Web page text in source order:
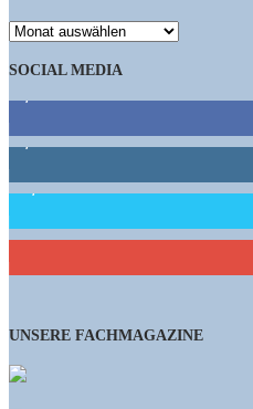
ARCHIV
SOCIAL MEDIA
1,662 Follower
15,658 Follower
460 Abonnenten
UNSERE FACHMAGAZINE